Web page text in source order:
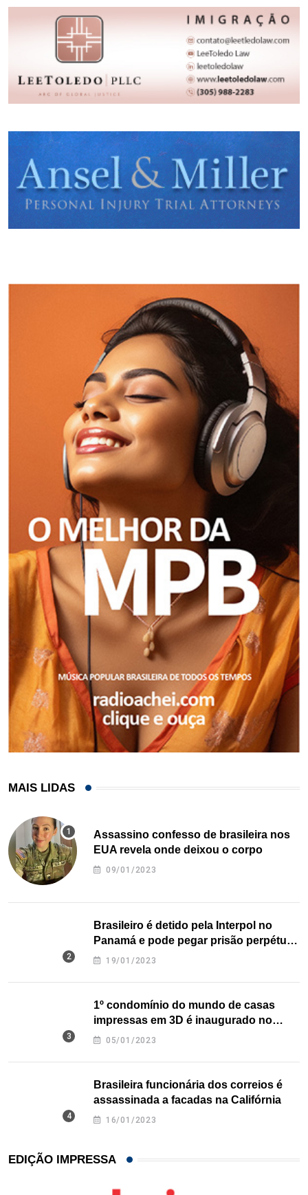
MAIS LIDAS
Assassino confesso de brasileira nos
EUA revela onde deixou o corpo
09/01/2023
Brasileiro é detido pela Interpol no
Panamá e pode pegar prisão perpétua
nos EUA
19/01/2023
1º condomínio do mundo de casas
impressas em 3D é inaugurado no
Texas
05/01/2023
Brasileira funcionária dos correios é
assassinada a facadas na Califórnia
16/01/2023
EDIÇÃO IMPRESSA